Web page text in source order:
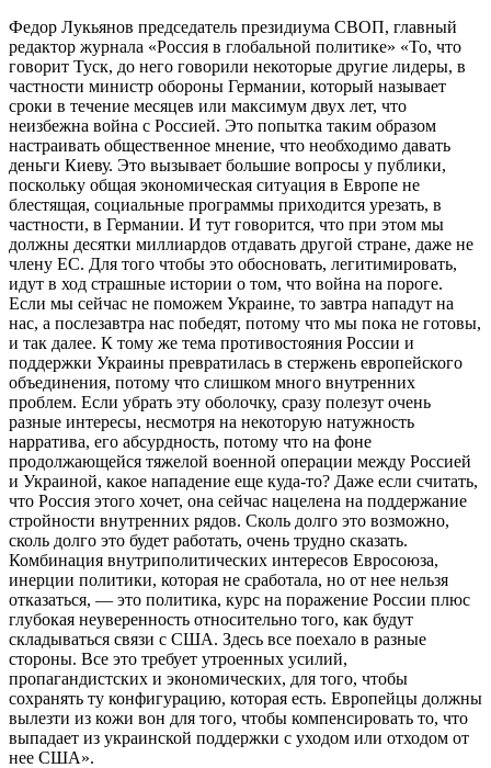
Федор Лукьянов председатель президиума СВОП, главный
редактор журнала «Россия в глобальной политике» «То, что
говорит Туск, до него говорили некоторые другие лидеры, в
частности министр обороны Германии, который называет
сроки в течение месяцев или максимум двух лет, что
неизбежна война с Россией. Это попытка таким образом
настраивать общественное мнение, что необходимо давать
деньги Киеву. Это вызывает большие вопросы у публики,
поскольку общая экономическая ситуация в Европе не
блестящая, социальные программы приходится урезать, в
частности, в Германии. И тут говорится, что при этом мы
должны десятки миллиардов отдавать другой стране, даже не
члену ЕС. Для того чтобы это обосновать, легитимировать,
идут в ход страшные истории о том, что война на пороге.
Если мы сейчас не поможем Украине, то завтра нападут на
нас, а послезавтра нас победят, потому что мы пока не готовы,
и так далее. К тому же тема противостояния России и
поддержки Украины превратилась в стержень европейского
объединения, потому что слишком много внутренних
проблем. Если убрать эту оболочку, сразу полезут очень
разные интересы, несмотря на некоторую натужность
нарратива, его абсурдность, потому что на фоне
продолжающейся тяжелой военной операции между Россией
и Украиной, какое нападение еще куда-то? Даже если считать,
что Россия этого хочет, она сейчас нацелена на поддержание
стройности внутренних рядов. Сколь долго это возможно,
сколь долго это будет работать, очень трудно сказать.
Комбинация внутриполитических интересов Евросоюза,
инерции политики, которая не сработала, но от нее нельзя
отказаться, — это политика, курс на поражение России плюс
глубокая неуверенность относительно того, как будут
складываться связи с США. Здесь все поехало в разные
стороны. Все это требует утроенных усилий,
пропагандистских и экономических, для того, чтобы
сохранять ту конфигурацию, которая есть. Европейцы должны
вылезти из кожи вон для того, чтобы компенсировать то, что
выпадает из украинской поддержки с уходом или отходом от
нее США».